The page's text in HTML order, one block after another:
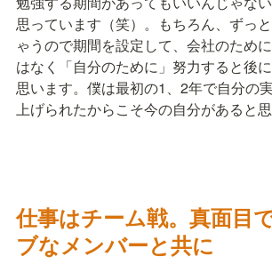
思っています（笑）。もちろん、ずっ
ゃうので期間を設定して、会社のため
はなく「自分のために」努力すると後
思います。僕は最初の1、2年で自分の
上げられたからこそ今の自分があると思
仕事はチーム戦。真面目
ブなメンバーと共に